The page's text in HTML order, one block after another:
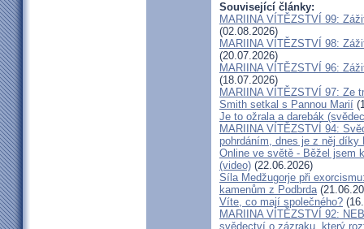
Související články:
MARIINA VÍTĚZSTVÍ 99:
(02.08.2026)
MARIINA VÍTĚZSTVÍ 98:
(20.07.2026)
MARIINA VÍTĚZSTVÍ 96:
(18.07.2026)
MARIINA VÍTĚZSTVÍ 97: Ze
Smith setkal s Pannou Marií
Je to ožrala a darebák
MARIINA VÍTĚZSTVÍ 94:
pohrdáním, dnes je z něj
Online ve světě - Běžel jsem
(video) (22.06.2026)
Síla Medžugorje při
kamenům z Podbrda
Víte, co mají společného?
MARIINA VÍTĚZSTVÍ 92:
svědectví o zázraku, který